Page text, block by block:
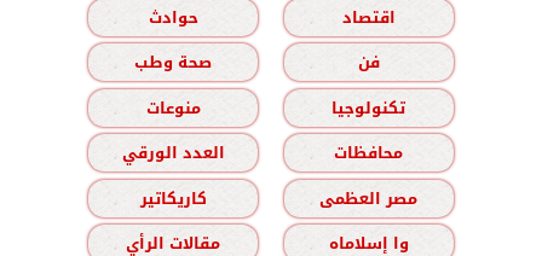
اقتصاد
حوادث
فن
صحة وطب
تكنولوجيا
منوعات
محافظات
العدد الورقي
مصر العظمى
كاريكاتير
وا إسلاماه
مقالات الرأي